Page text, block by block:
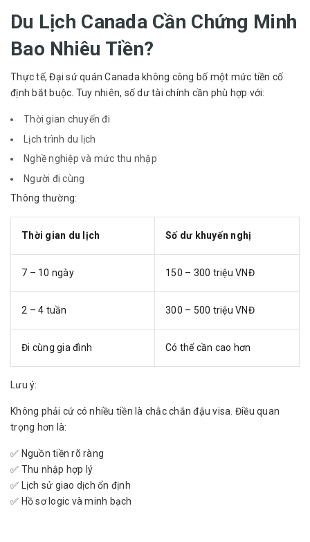
Du Lịch Canada Cần Chứng Minh
Bao Nhiêu Tiền?
Thực tế, Đại sứ quán Canada không công bố một mức tiền cố
định bắt buộc. Tuy nhiên, số dư tài chính cần phù hợp với:
Thời gian chuyến đi
Lịch trình du lịch
Nghề nghiệp và mức thu nhập
Người đi cùng
Thông thường:
Thời gian du lịch Số dư khuyến nghị
7 – 10 ngày 150 – 300 triệu VNĐ
2 – 4 tuần 300 – 500 triệu VNĐ
Đi cùng gia đình Có thể cần cao hơn
Lưu ý:
Không phải cứ có nhiều tiền là chắc chắn đậu visa. Điều quan
trọng hơn là:
✅ Nguồn tiền rõ ràng
✅ Thu nhập hợp lý
✅ Lịch sử giao dịch ổn định
✅ Hồ sơ logic và minh bạch